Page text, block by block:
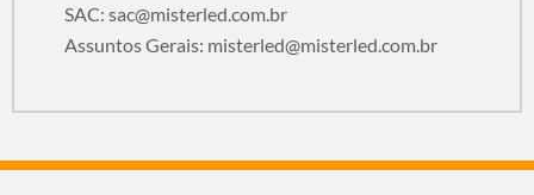
SAC: sac@misterled.com.br
Assuntos Gerais: misterled@misterled.com.br